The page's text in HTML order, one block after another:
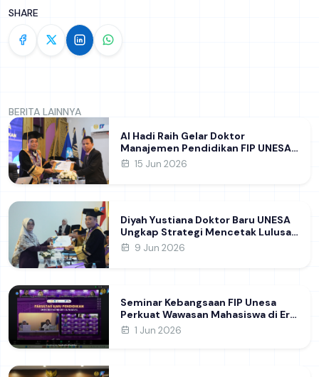
SHARE
BERITA LAINNYA
Al Hadi Raih Gelar Doktor
Manajemen Pendidikan FIP UNESA
melalui Riset Pembentukan
15 Jun 2026
Diyah Yustiana Doktor Baru UNESA
Ungkap Strategi Mencetak Lulusan
SMK yang Siap Hadapi Dunia Kerja
9 Jun 2026
Seminar Kebangsaan FIP Unesa
Perkuat Wawasan Mahasiswa di Era
Geopolitik Global&nbsp;
1 Jun 2026